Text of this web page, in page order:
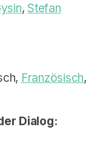
, Stefan
Französisch,
Dialog: